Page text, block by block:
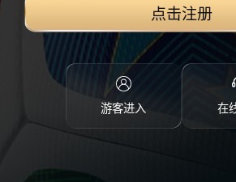
点击注册
游客进入 在